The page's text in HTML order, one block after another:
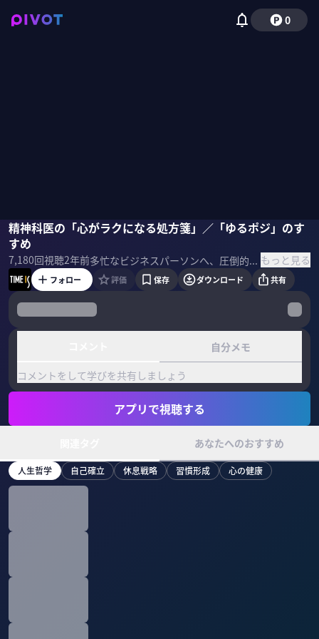
0
精神科医の「心がラクになる処方箋」／「ゆるポジ」のす
すめ
7,180回視聴2年前 多忙なビジネスパーソンへ、圧倒的な成果を上げている著名人が時間術のヒントを提供する「TIME IS」。今回は、精神科医の藤野智哉さんに、心がラクになる方法を聞く。 ＜ゲスト＞ 藤野智哉 精神科医 ＜参考書籍＞ 藤野智哉『「そのままの自分」を生きてみる』 もっと見る
藤野智哉
フォロー 評価 保存 ダウンロード 共有
自分メモ
コメントをして学びを共有しましょう
アプリで視聴する
あなたへのおすすめ
人生哲学 自己確立 休息戦略 習慣形成 心の健康